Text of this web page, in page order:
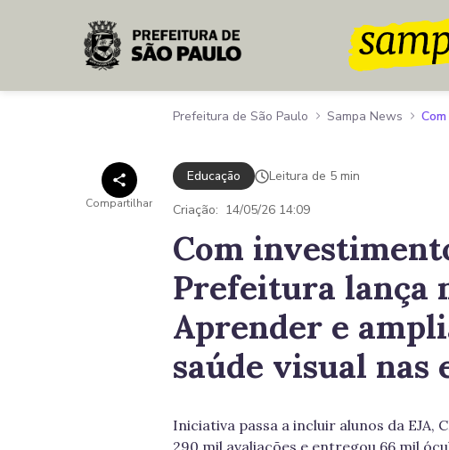
Pular para o Conteúdo principal
Prefeitura de São Paulo Sampa News
Compartilhar
Educação
Leitura de 5 min
Criação: 14/05/26 14:09
Com
Prefeitura lança
Aprender e
saúde visual nas
Iniciativa passa a incluir alunos da EJA,
290 mil avaliações e entregou 66 mil